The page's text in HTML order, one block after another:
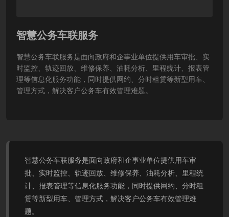
智慧公务车联服务
智慧公务车联服务是面向政府和企事业单位提供用车审批、实
时监控、轨迹回放、维修保养、油耗分析、里程统计、报表管
理等信息化服务功能，同时提供网约、分时租赁等新型用车、
管理方式，解决客户公务车有效管理难题。
智慧公务车联服务是面向政府和企事业单位提供用车审
批、实时监控、轨迹回放、维修保养、油耗分析、里程统
计、报表管理等信息化服务功能，同时提供网约、分时租
赁等新型用车、管理方式，解决客户公务车有效管理难
题。